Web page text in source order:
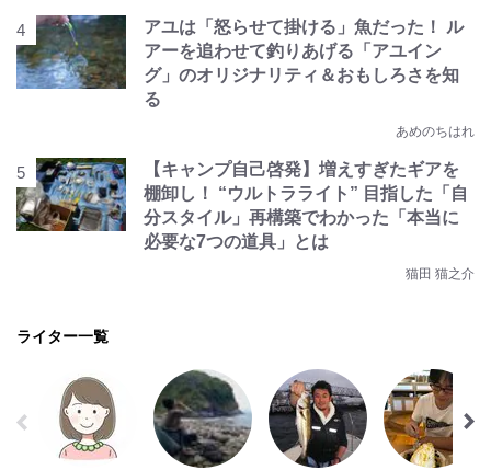
アユは「怒らせて掛ける」魚だった！ ル
アーを追わせて釣りあげる「アユイン
グ」のオリジナリティ＆おもしろさを知
る
あめのちはれ
【キャンプ自己啓発】増えすぎたギアを
棚卸し！ “ウルトラライト” 目指した「自
分スタイル」再構築でわかった「本当に
必要な7つの道具」とは
猫田 猫之介
ライター一覧